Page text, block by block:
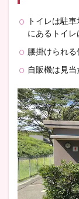
トイレは駐
にあるトイレ
腰掛けられる
自販機は見当